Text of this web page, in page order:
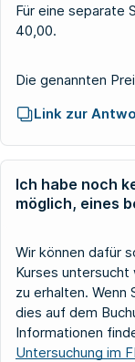
Für eine separate
40,00.
Die genannten
Link zur
Ich habe noch
möglich, eines
Wir können dafür
Kurses
zu erhalten. Wenn
dies auf dem
Informationen
Untersuchung im